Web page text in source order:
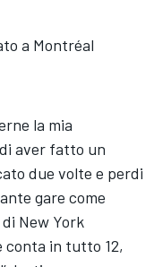
a Montréal
la mia
aver fatto un
due volte e perdi
gare come
New York
conta in tutto 12,